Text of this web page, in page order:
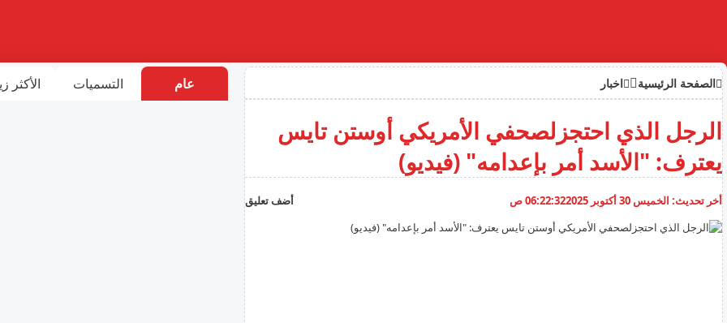
الصفحة الرئيسية اخبار
الرجل الذي احتجزلصحفي الأمريكي أوستن تايس
يعترف: "الأسد أمر بإعدامه" (فيديو)
أخر تحديث: الخميس 30 أكتوبر 2025 06:22:32 ص أضف تعليق
عام التسميات الأكثر